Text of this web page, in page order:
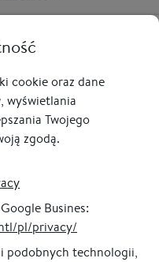
zapakowane , szybka
Przewiń i zobacz więcej opinii
cookie oraz dane
wyświetlania
Twojego
zgodą.
Busines:
pl/privacy/
podobnych technologii,